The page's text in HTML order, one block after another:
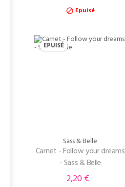
 Epuisé
EPUISÉ
Sass & Belle
Carnet - Follow your dreams
- Sass & Belle
Prix
2,20 €